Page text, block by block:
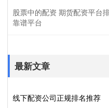
股票中的配资 期货配资平台
靠谱平台
最新文章
线下配资公司正规排名推荐